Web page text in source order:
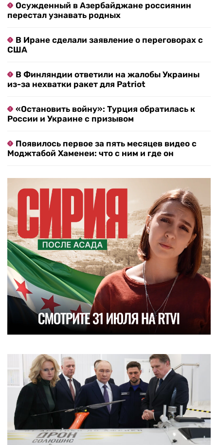
Осужденный в Азербайджане россиянин
перестал узнавать родных
В Иране сделали заявление о переговорах с
США
В Финляндии ответили на жалобы Украины
из-за нехватки ракет для Patriot
«Остановить войну»: Турция обратилась к
России и Украине с призывом
Появилось первое за пять месяцев видео с
Моджтабой Хаменеи: что с ним и где он